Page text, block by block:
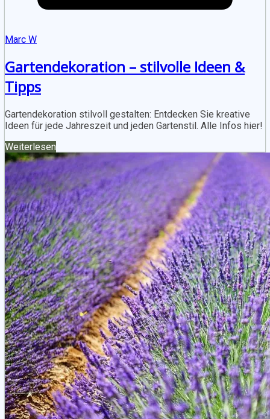
Marc W
Gartendekoration – stilvolle Ideen &
Tipps
Gartendekoration stilvoll gestalten: Entdecken Sie kreative
Ideen für jede Jahreszeit und jeden Gartenstil. Alle Infos hier!
Weiterlesen